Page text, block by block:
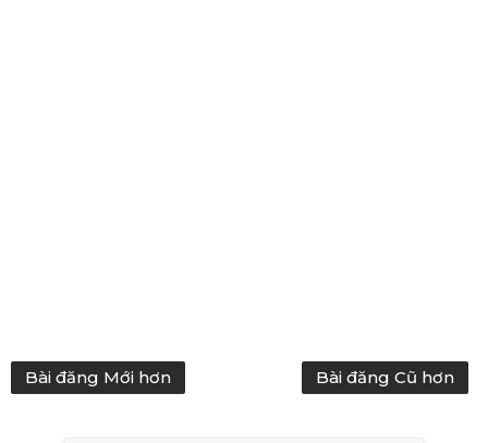
Bài đăng Mới hơn Bài đăng Cũ hơn